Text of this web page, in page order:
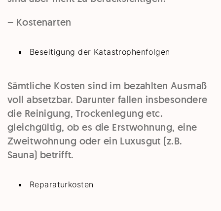
– Kostenarten
Beseitigung der Katastrophenfolgen
Sämtliche Kosten sind im bezahlten Ausmaß
voll absetzbar. Darunter fallen insbesondere
die Reinigung, Trockenlegung etc.
gleichgültig, ob es die Erstwohnung, eine
Zweitwohnung oder ein Luxusgut (z.B.
Sauna) betrifft.
Reparaturkosten